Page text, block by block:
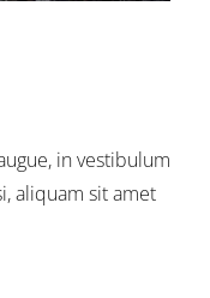
in vestibulum
aliquam sit amet